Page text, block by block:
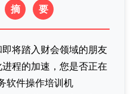
摘 要
将踏入财会领域的朋友
程的加速，您是否正在
软件操作培训机